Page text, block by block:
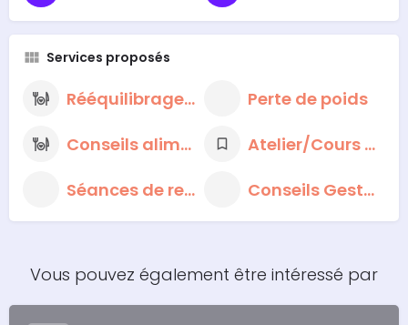
Services proposés
Rééquilibrage alimentaire
Perte de poids
Conseils alimentaires nutritionnels
Atelier/Cours de cuisine
Séances de respiration et de méditation
Conseils Gestion du Stress
Vous pouvez également être intéressé par